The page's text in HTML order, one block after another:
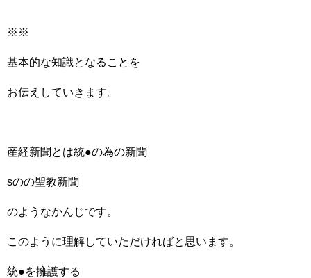
※※
基本的な知識となることを
お伝えしていきます。
産経新聞とは統●の為の新聞
sのの聖教新聞
のようなかんじです。
このように理解していただければと思います。
統●を擁護する